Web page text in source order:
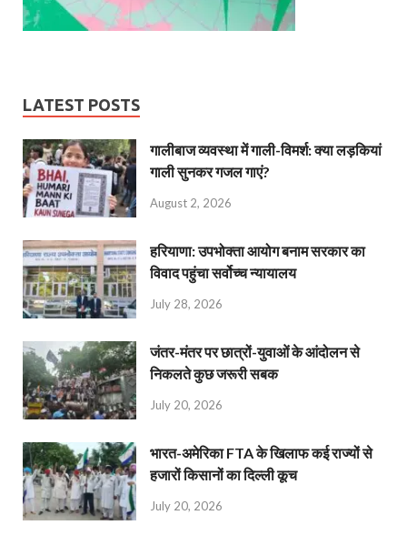
LATEST POSTS
गालीबाज व्‍यवस्‍था में गाली-विमर्श: क्या लड़कियां
गाली सुनकर गजल गाएं?
August 2, 2026
हरियाणा: उपभोक्ता आयोग बनाम सरकार का
विवाद पहुंचा सर्वोच्च न्यायालय
July 28, 2026
जंतर-मंतर पर छात्रों-युवाओं के आंदोलन से
निकलते कुछ जरूरी सबक
July 20, 2026
भारत-अमेरिका FTA के खिलाफ कई राज्यों से
हजारों किसानों का दिल्ली कूच
July 20, 2026